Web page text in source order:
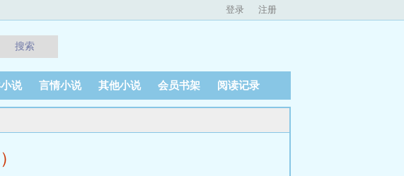
登录 注册
搜索
说 言情小说 其他小说 会员书架 阅读记录